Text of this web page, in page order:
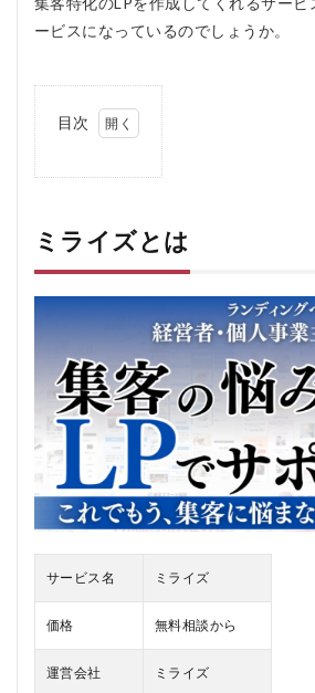
ービスになっているのでしょうか。
目次
ズ
と
は
2
の口
コ
ミ、
評判
ミラ
イズ
の悪
2.2
の良
い口
ミライズとは
サービス名 ミライズ
価格 無料相談から
運営会社 ミライズ